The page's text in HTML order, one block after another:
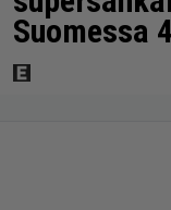
Suomessa